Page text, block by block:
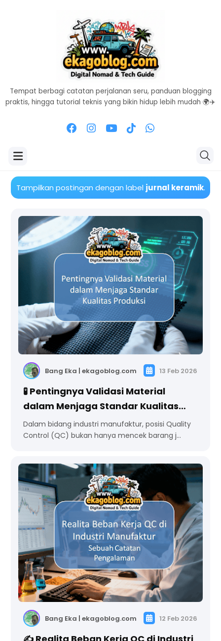
Tempat berbagi catatan perjalanan seru, panduan blogging
praktis, hingga tutorial teknis yang bikin hidup lebih mudah 🌍✈️
Tampilkan postingan dengan label jurnal keramik.
Bang Eka | ekagoblog.com 13 Feb 2026
🧪 Pentingnya Validasi Material
dalam Menjaga Standar Kualitas
Produksi
Dalam bidang industri manufaktur, posisi Quality
Control (QC) bukan hanya mencek barang j…
Bang Eka | ekagoblog.com 12 Feb 2026